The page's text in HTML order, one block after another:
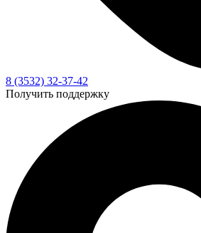
8 (3532) 32-37-42
Получить поддержку